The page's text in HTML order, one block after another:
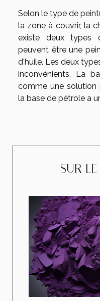
Selon le type de
la zone à couvrir, la
existe deux types
peuvent être une
d'huile. Les deux
inconvénients. La
comme une solution
la base de pétrole a
SUR